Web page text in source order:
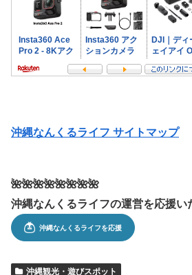
沖縄なんくるライフ サイトマップ
🌺🌺🌺🌺🌺🌺🌺🌺
沖縄なんくるライフの運営を応援い
沖縄観光・遊びスポット